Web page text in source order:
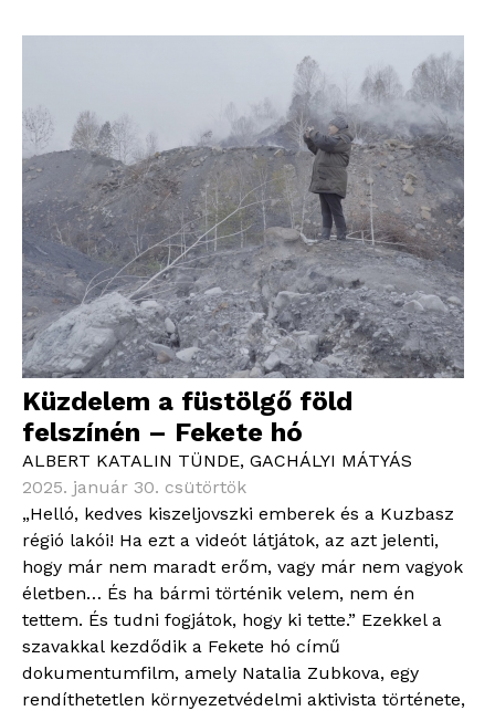
Küzdelem a füstölgő föld
felszínén – Fekete hó
ALBERT KATALIN TÜNDE, GACHÁLYI MÁTYÁS
2025. január 30. csütörtök
„Helló, kedves kiszeljovszki emberek és a Kuzbasz
régió lakói! Ha ezt a videót látjátok, az azt jelenti,
hogy már nem maradt erőm, vagy már nem vagyok
életben… És ha bármi történik velem, nem én
tettem. És tudni fogjátok, hogy ki tette.” Ezekkel a
szavakkal kezdődik a Fekete hó című
dokumentumfilm, amely Natalia Zubkova, egy
rendíthetetlen környezetvédelmi aktivista története,